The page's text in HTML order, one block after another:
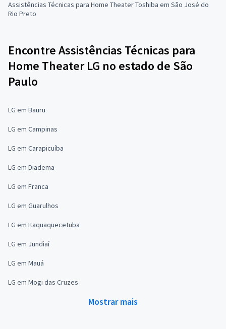
Assistências Técnicas para Home Theater Toshiba em São José do
Rio Preto
Encontre Assistências Técnicas para
Home Theater LG no estado de São
Paulo
LG em Bauru
LG em Campinas
LG em Carapicuíba
LG em Diadema
LG em Franca
LG em Guarulhos
LG em Itaquaquecetuba
LG em Jundiaí
LG em Mauá
LG em Mogi das Cruzes
Mostrar mais